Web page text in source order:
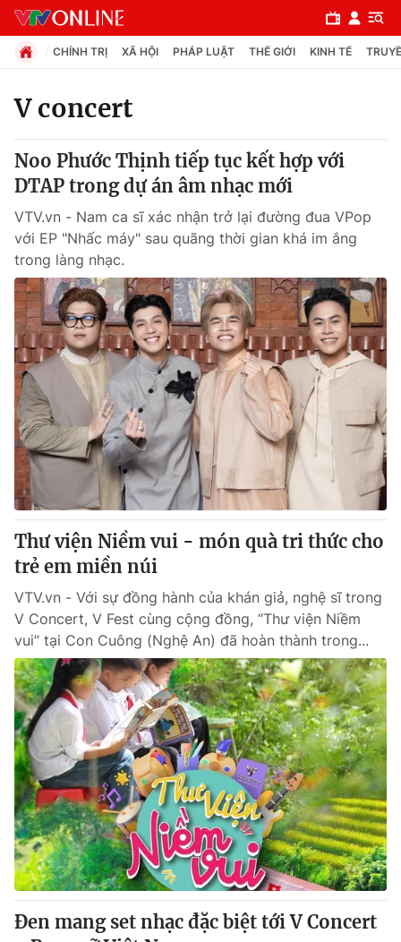
Chuyên mục
Chính trị
Xã hội
Pháp luật
Y tế
Thế giới
Tin tức
Thế giới đó đây
Câu chuyện quốc tế
Kinh tế
Tài chính
Thị trường
Góc doanh nghiệp
Dữ liệu và đời sống
Truyền hình
Hậu trường
Nhân vật
Khán giả
Giải sao mai
Giải trí
Điện ảnh
Âm nhạc
Sao
Đời sống
Du lịch
Làm đẹp
Chất lượng cuộc sống
Giáo dục
Tuyển sinh
Học trực tuyến
Công nghệ
Hitech Công nghệ tương lai
Sản phẩm
Thị trường
Tư vấn
Giao lưu trực tuyến
Lịch phát sóng
Chuyên mục khác
CHÍNH TRỊ XÃ HỘI PHÁP LUẬT THẾ GIỚI KINH TẾ
V concert
Noo Phước Thịnh tiếp tục kết hợp với
DTAP trong dự án âm nhạc mới
VTV.vn - Nam ca sĩ xác nhận trở lại đường đua VPop
với EP "Nhấc máy" sau quãng thời gian khá im ắng
trong làng nhạc.
Thư viện Niềm vui - món quà tri thức cho
trẻ em miền núi
VTV.vn - Với sự đồng hành của khán giả, nghệ sĩ trong
V Concert, V Fest cùng cộng đồng, “Thư viện Niềm
vui” tại Con Cuông (Nghệ An) đã hoàn thành trong...
Đen mang set nhạc đặc biệt tới V Concert